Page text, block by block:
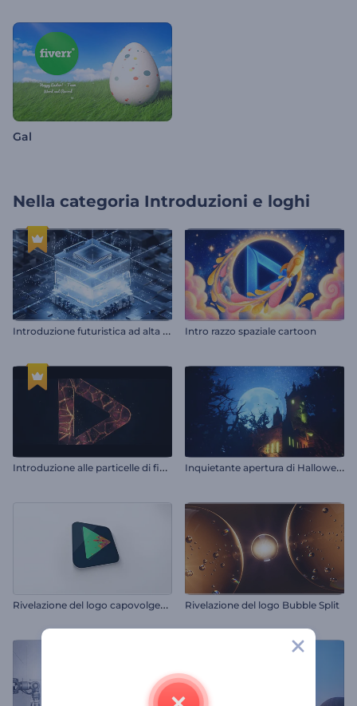
Gal
Nella categoria Introduzioni e loghi
I
ntroduzione futuristica ad alta tecnologia Intro razzo spaziale cartoon
I
ntroduzione alle particelle di fiamma scintillanti I
nquietante apertura di Halloween
R
ivelazione del logo capovolgente Rivelazione del logo Bubble Split